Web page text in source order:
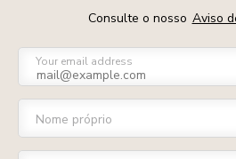
Consulte o nosso Aviso
Your email address
Nome próprio